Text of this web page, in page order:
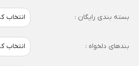
بسته بندی رایگان :
بندهای دلخواه :